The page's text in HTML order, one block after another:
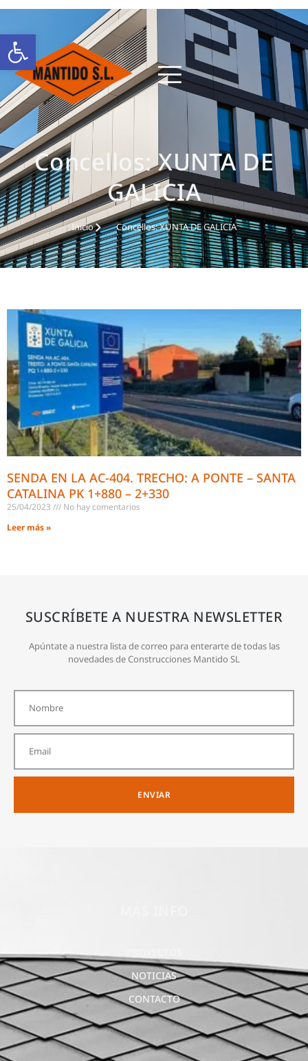
Abrir barra de herramientas
Concellos: XUNTA DE
GALICIA
Inicio Concellos: XUNTA DE GALICIA
SENDA EN LA AC-404. TRECHO: A PONTE – SANTA
CATALINA PK 1+880 – 2+330
25/04/2023
No hay comentarios
Leer más »
SUSCRÍBETE A NUESTRA NEWSLETTER
Apúntate a nuestra lista de correo para enterarte de todas las
novedades de Construcciones Mantido SL
ENVIAR
NOTICIAS
CONTACTO